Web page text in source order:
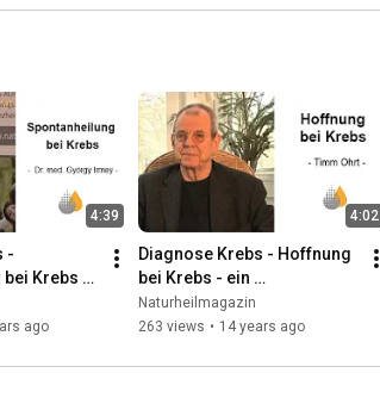
4:39
-
bei Krebs -
ago
4:02
Diagnose Krebs - Hoffnung
bei Krebs - ein
Erfahrungsbericht - Timm
Ohrt
Naturheilmagazin
263 views • 14 years ago